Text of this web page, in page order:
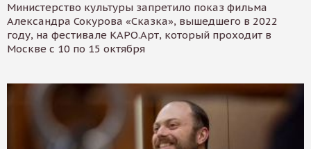
Министерство культуры запретило показ фильма
Александра Сокурова «Сказка», вышедшего в 2022
году, на фестивале КАРО.Арт, который проходит в
Москве с 10 по 15 октября